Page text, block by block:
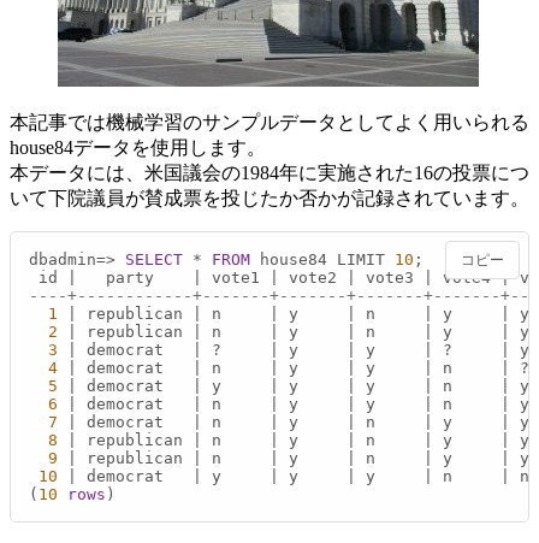
本記事では機械学習のサンプルデータとしてよく用いられる
house84データを使用します。
本データには、米国議会の1984年に実施された16の投票につ
いて下院議員が賛成票を投じたか否かが記録されています。
dbadmin=> SELECT * FROM house84 LIMIT 10 ;
id
   party
vote1 vote2 vote3 vote4 |
----+------------+-------+-------+-------+-------
1
republican n y n y
2
republican n y n y
3
democrat ? y y ?
4
democrat n y y n
5
democrat y y y n
6
democrat n y y n
7
democrat n y n y
8
republican n y n y
9
republican n y n y
10
democrat y y y n
( 10 rows )
コピー